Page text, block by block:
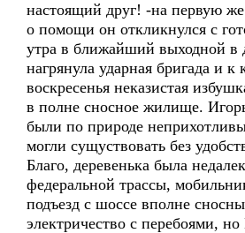
настоящий друг! -на первую
о помощи он откликнулся с
утра в ближайший выходной в
нагрянула ударная бригада и к
воскресенья неказистая
в полне сносное жилище.
были по природе
могли сущуствовать без
Благо, деревенька была
федеральной трассы,
подъезд с шоссе вполне
электричество с перебоями, но